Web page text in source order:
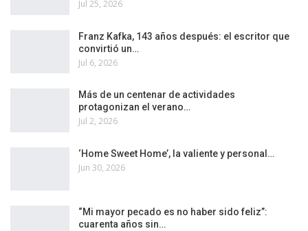
Jul 25, 2026
Franz Kafka, 143 años después: el escritor que
convirtió un…
Jul 6, 2026
Más de un centenar de actividades
protagonizan el verano…
Jul 2, 2026
‘Home Sweet Home’, la valiente y personal…
Jun 30, 2026
“Mi mayor pecado es no haber sido feliz”:
cuarenta años sin…